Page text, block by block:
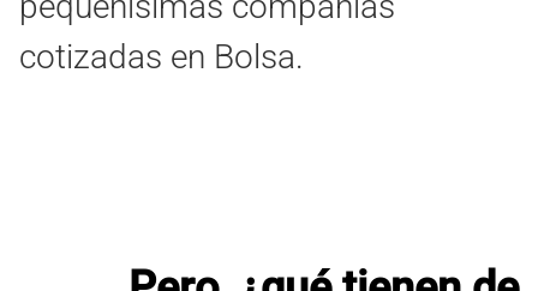
cotizadas en Bolsa.